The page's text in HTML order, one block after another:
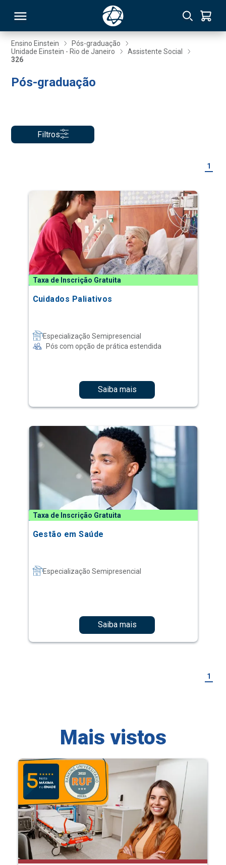
Ensino Einstein
Pós-graduação
Unidade Einstein - Rio de Janeiro
Assistente Social
326
Pós-graduação
Filtros
1
Taxa de Inscrição Gratuita
Cuidados Paliativos
Especialização Semipresencial
Pós com opção de prática estendida
Saiba mais
Taxa de Inscrição Gratuita
Gestão em Saúde
Especialização Semipresencial
Saiba mais
1
Mais vistos